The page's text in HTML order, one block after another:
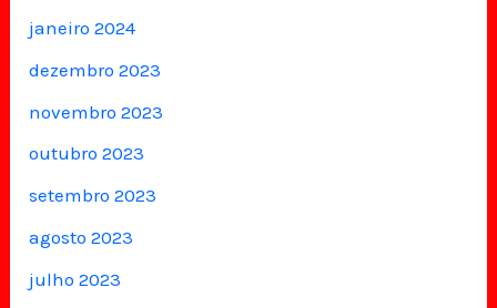
janeiro 2024
dezembro 2023
novembro 2023
outubro 2023
setembro 2023
agosto 2023
julho 2023